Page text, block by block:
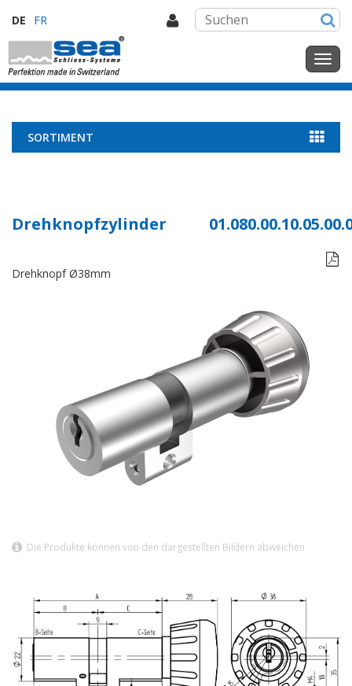
DE FR
SORTIMENT
Drehknopfzylinder

Drehknopf Ø38mm
Die Produkte können von den dargestellten Bildern abweichen